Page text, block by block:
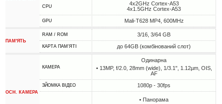
CPU
4x2GHz Cortex-A53
4x1.5GHz Cortex-A53
GPU Mali-T628 MP4, 600MHz
ПАМ'ЯТЬ
RAM / ROM 3/16, 3/64 GB
КАРТА ПАМ'ЯТІ до 64GB (комбінований слот)
ОСН. КАМЕРА
КАМЕРА
Одинарна
• 13MP, f/2.0, 28mm (wide), 1/3.1", 1.12µm, OIS,
AF
ЗЙОМКА ВІДЕО 1080p - 30fps
• Панорама